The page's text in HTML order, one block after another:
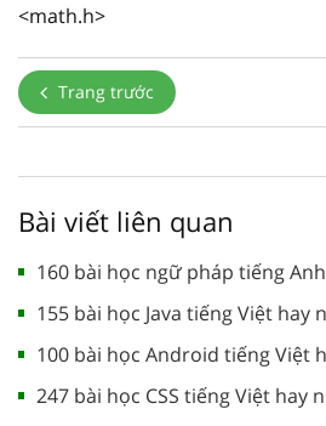
<math.h>
Trang trước
Bài viết liên quan
160 bài học ngữ pháp tiếng
155 bài học Java tiếng Việt hay
100 bài học Android tiếng Việt
247 bài học CSS tiếng Việt hay